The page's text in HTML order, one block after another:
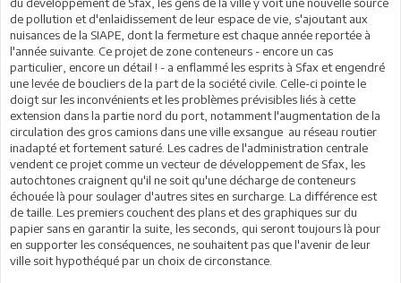
de pollution et d'enlaidissement de leur espace de vie, s'ajoutant aux
nuisances de la SIAPE, dont la fermeture est chaque année reportée à
l'année suivante. Ce projet de zone conteneurs - encore un cas
particulier, encore un détail ! - a enflammé les esprits à Sfax et engendré
une levée de boucliers de la part de la société civile. Celle-ci pointe le
doigt sur les inconvénients et les problèmes prévisibles liés à cette
extension dans la partie nord du port, notamment l'augmentation de la
circulation des gros camions dans une ville exsangue au réseau routier
inadapté et fortement saturé. Les cadres de l'administration centrale
vendent ce projet comme un vecteur de développement de Sfax, les
autochtones craignent qu'il ne soit qu'une décharge de conteneurs
échouée là pour soulager d'autres sites en surcharge. La différence est
de taille. Les premiers couchent des plans et des graphiques sur du
papier sans en garantir la suite, les seconds, qui seront toujours là pour
en supporter les conséquences, ne souhaitent pas que l'avenir de leur
ville soit hypothéqué par un choix de circonstance.